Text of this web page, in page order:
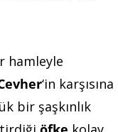
hamleyle
‘in karşısına
bir şaşkınlık